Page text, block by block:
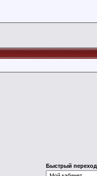
Быстрый переход